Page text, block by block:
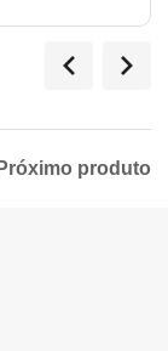
Próximo produto